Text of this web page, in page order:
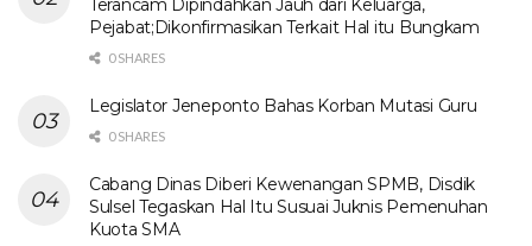
Terancam Dipindahkan Jauh dari Keluarga,
Pejabat;Dikonfirmasikan Terkait Hal itu Bungkam
0 SHARES
Legislator Jeneponto Bahas Korban Mutasi Guru
0 SHARES
Cabang Dinas Diberi Kewenangan SPMB, Disdik
Sulsel Tegaskan Hal Itu Susuai Juknis Pemenuhan
Kuota SMA